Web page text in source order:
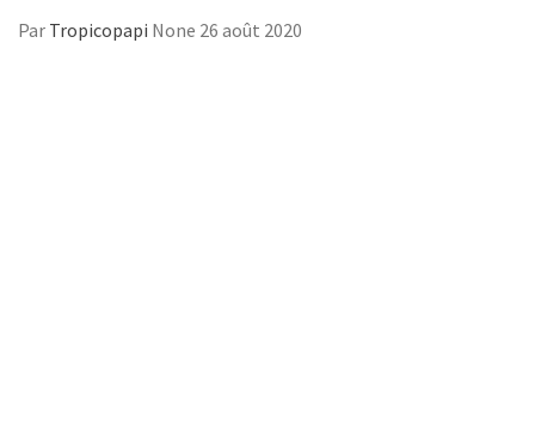
Par Tropicopapi None 26 août 2020